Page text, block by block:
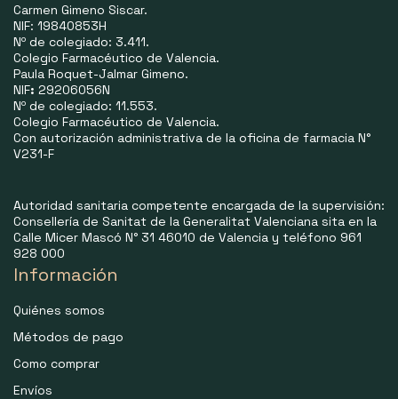
Carmen Gimeno Siscar.
NIF: 19840853H
Nº de colegiado: 3.411.
Colegio Farmacéutico de Valencia.
Paula Roquet-Jalmar Gimeno.
NIF: 29206056N
Nº de colegiado: 11.553.
Colegio Farmacéutico de Valencia.
Con autorización administrativa de la oficina de farmacia N°
V231-F
Autoridad sanitaria competente encargada de la supervisión:
Consellería de Sanitat de la Generalitat Valenciana sita en la
Calle Micer Mascó N° 31 46010 de Valencia y teléfono 961
928 000
Información
Quiénes somos
Métodos de pago
Como comprar
Envíos